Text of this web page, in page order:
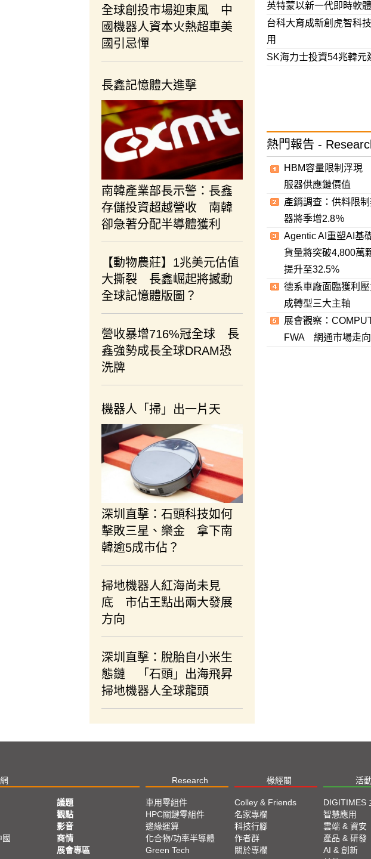
全球創投市場迎東風 中
國機器人資本火熱超車美
國引忌憚
長鑫記憶體大進擊
南韓產業部長示警：長鑫
存儲投資超越營收 南韓
卻急著分配半導體獲利
【動物農莊】1兆美元估值
大撕裂 長鑫崛起將撼動
全球記憶體版圖？
營收暴增716%冠全球 長
鑫強勢成長全球DRAM恐
洗牌
機器人「掃」出一片天
深圳直擊：石頭科技如何
擊敗三星、樂金 拿下南
韓逾5成市佔？
掃地機器人紅海尚未見
底 市佔王點出兩大發展
方向
深圳直擊：脫胎自小米生
態鏈 「石頭」出海飛昇
掃地機器人全球龍頭
英特蒙以新一代即時軟
台科大育成新創虎智科
用
SK海力士投資54兆韓元
熱門報告 -
HBM容量限制浮現
服器供應鏈價值
產銷調查：供料限
器將季增2.8％
Agentic AI重塑AI
貨量將突破4,800
提升至32.5%
德系車廠面臨獲利
成轉型三大主軸
展會觀察：
FWA 網通市場走
Research 椽經閣 活
議題
觀點
影音
商情
展會專區
車用零組件
HPC關鍵零組件
邊緣運算
化合物/功率半導體
Green Tech
Colley & Friends
名家專欄
科技行腳
作者群
關於專欄
DIGITIMES
智慧應用
雲端 & 資安
產品 & 研發
AI & 創新